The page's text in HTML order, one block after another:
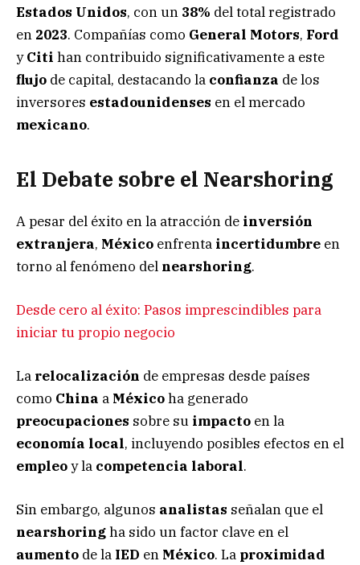
Estados Unidos, con un 38% del total registrado
en 2023. Compañías como General Motors, Ford
yCiti han contribuido significativamente a este
flujo de capital, destacando la confianza de los
inversores estadounidenses en el mercado
mexicano.
El Debate sobre el Nearshoring
A pesar del éxito en la atracción de inversión
extranjera, México enfrenta incertidumbre en
torno al fenómeno del nearshoring.
Desde cero al éxito: Pasos imprescindibles para
iniciar tu propio negocio
La relocalización de empresas desde países
como China a Méxicoha generado
preocupaciones sobre su impacto en la
economía local, incluyendo posibles efectos en el
empleoy la competencia laboral.
Sin embargo, algunos analistas señalan que el
nearshoringha sido un factor clave en el
aumento de la IED en México. La proximidad